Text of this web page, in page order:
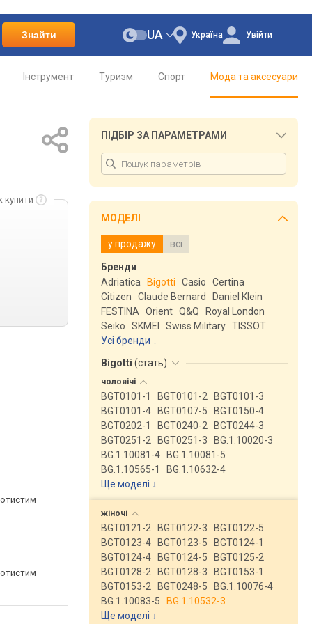
Знайти Україна
UA Увійти
Інструмент Туризм Спорт Мода та аксесуари
купити
ПІДБІР ЗА ПАРАМЕТРАМИ
МОДЕЛІ
у продажу всі
Бренди
Adriatica
Bigotti Casio
Certina
Citizen
Claude Bernard
Daniel Klein
FESTINA
Orient Q&Q
Royal London
Seiko
SKMEI Swiss Military TISSOT
Усі бренди
Bigotti (стать)
чоловічі
BGT0101-1 BGT0101-2
BGT0101-3
BGT0101-4
BGT0107-5
BGT0150-4
BGT0202-1
BGT0240-2
BGT0244-3
BGT0251-2
BGT0251-3
BG.1.10020-3
BG.1.10081-4
BG.1.10081-5
BG.1.10565-1
BG.1.10632-4
Ще моделі ↓
жіночі
BGT0121-2 BGT0122-3
BGT0122-5
BGT0123-4
BGT0123-5
BGT0124-1
BGT0124-4
BGT0124-5
BGT0125-2
BGT0128-2
BGT0128-3
BGT0153-1
BGT0153-2
BGT0248-5
BG.1.10076-4
BG.1.10083-5
BG.1.10532-3
Ще моделі ↓